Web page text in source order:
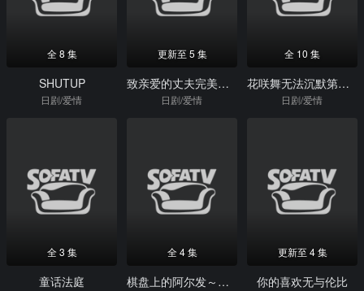
全 8 集
SHUTUP
日剧/爱情
更新至 5 集
致亲爱的丈夫完美妻子的谎言
日剧/爱情
全 10 集
花咲舞无法沉默第三季
日剧/爱情
全 3 集
童话法庭
全 4 集
棋盘上的阿尔发～约定的将棋～
更新至 4 集
你的喜欢无与伦比